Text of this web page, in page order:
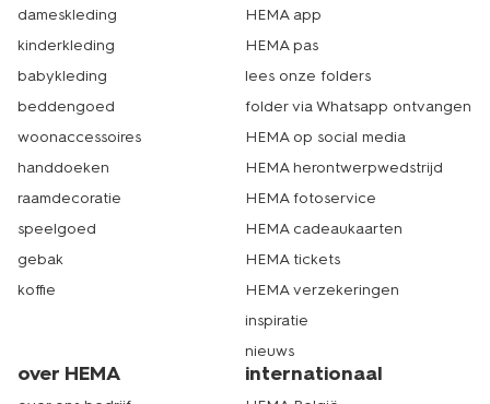
dameskleding
kinderkleding
babykleding
beddengoed
woonaccessoires
handdoeken
raamdecoratie
speelgoed
gebak
koffie
HEMA app
HEMA pas
lees onze folders
folder via Whatsapp ontvangen
HEMA op social media
HEMA herontwerpwedstrijd
HEMA fotoservice
HEMA cadeaukaarten
HEMA tickets
HEMA verzekeringen
inspiratie
nieuws
over HEMA internationaal